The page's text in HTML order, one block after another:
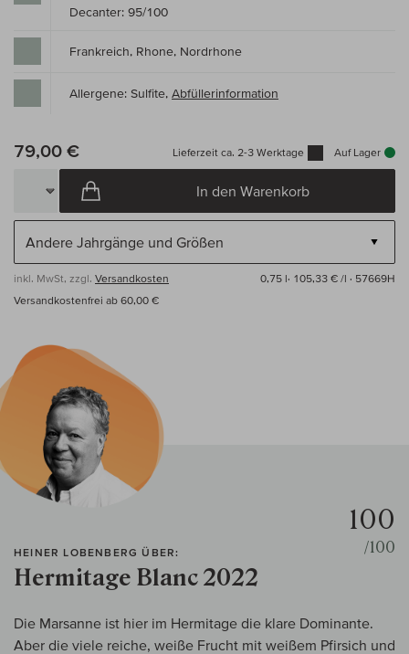
Decanter: 95/100
Frankreich, Rhone, Nordrhone
Allergene: Sulfite, Abfüllerinformation
79,00 € Lieferzeit ca. 2-3 Werktage Auf Lager
In den Warenkorb
inkl. MwSt, zzgl. Versandkosten 0,75 l· 105,33 € /l · 57669H
Versandkostenfrei ab 60,00 €
HEINER LOBENBERG ÜBER:
Hermitage Blanc 2022
100
/100
Die Marsanne ist hier im Hermitage die klare Dominante.
Aber die viele reiche, weiße Frucht mit weißem Pfirsich und